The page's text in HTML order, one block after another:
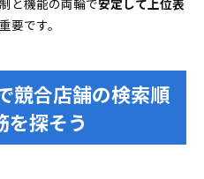
と機能の両輪で安定して上位表
要です。
競合店舗の検索順
を探そう